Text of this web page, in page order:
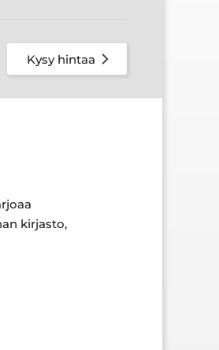
Kysy hintaa
kirjasto,